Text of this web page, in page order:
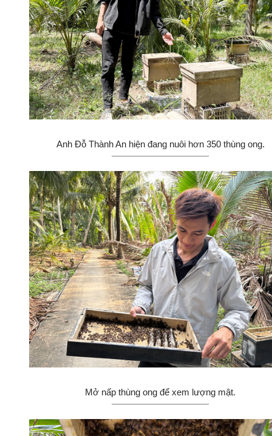
Anh Đỗ Thành An hiện đang nuôi hơn 350 thùng ong.
Mở nấp thùng ong để xem lượng mật.